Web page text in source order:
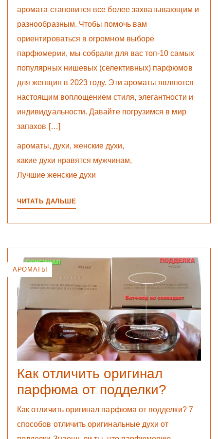
аромата становится все более захватывающим и
разнообразным. Чтобы помочь вам
ориентироваться в огромном выборе
парфюмерии, мы собрали для вас топ-10 самых
популярных нишевых (селективных) парфюмов
для женщин в 2023 году. Эти ароматы являются
настоящим воплощением стиля, элегантности и
индивидуальности. Давайте погрузимся в мир
запахов […]
ароматы, духи, женские духи,
какие духи нравятся мужчинам,
Лучшие женские духи
ЧИТАТЬ ДАЛЬШЕ
АРОМАТЫ
Как отличить оригинал
парфюма от подделки?
Как отличить оригинал парфюма от подделки? 7
способов отличить оригинальные духи от